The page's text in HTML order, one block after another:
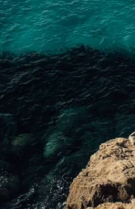
8 jours, de 3300 à 4200 €
Toutes nos
Le
Conseils pratiques,